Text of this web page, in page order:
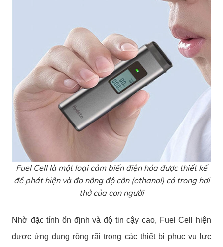
Fuel Cell là một loại cảm biến điện hóa được thiết kế
để phát hiện và đo nồng độ cồn (ethanol) có trong hơi
thở của con người
Nhờ đặc tính ổn định và độ tin cậy cao, Fuel Cell hiện
được ứng dụng rộng rãi trong các thiết bị phục vụ lực